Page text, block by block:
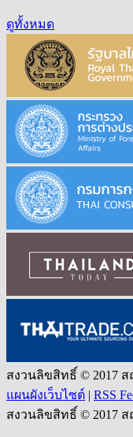
ดูทั้งหมด
สงวนลิขสิทธิ์ © 2017
แผนผังเว็บไซต์ | RSS
สงวนลิขสิทธิ์ © 2017